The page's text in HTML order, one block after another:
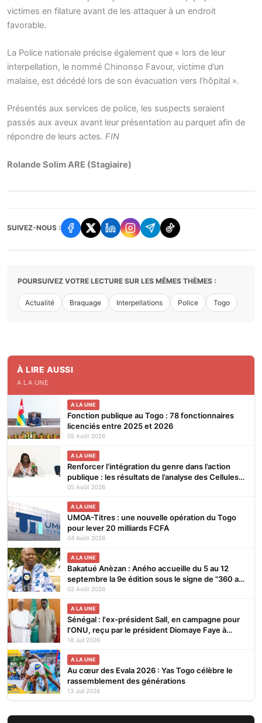
victimes en filature avant de les attaquer à un endroit
favorable.
La Police nationale précise également que « lors de leur
interpellation, le nommé Chinonso Favour, victime d’un
malaise, est décédé lors de son évacuation vers l’hôpital ».
Présentés aux services de police, les suspects seraient
passés aux aveux avant leur présentation au parquet afin de
répondre de leurs actes. FIN
Rolande Solim ARE (Stagiaire)
SUIVEZ-NOUS :
POURSUIVEZ VOTRE LECTURE SUR LES MÊMES THÈMES :
Actualité Braquage Interpellations Police Togo
À LIRE AUSSI
A LA UNE
A LA UNE
Fonction publique au Togo : 78 fonctionnaires
licenciés entre 2025 et 2026
05 Août 2026
A LA UNE
Renforcer l’intégration du genre dans l’action
publique : les résultats de l’analyse des Cellules
Focales Genre restitués à Lomé
05 Août 2026
A LA UNE
UMOA-Titres : une nouvelle opération du Togo
pour lever 20 milliards FCFA
04 Août 2026
A LA UNE
Bakatué Anèzan : Aného accueille du 5 au 12
septembre la 9e édition sous le signe de "360 ans
de résilience"
02 Août 2026
A LA UNE
Sénégal : l'ex-président Sall, en campagne pour
l'ONU, reçu par le président Diomaye Faye à
Dakar
18 Juil 2026
A LA UNE
Au cœur des Evala 2026 : Yas Togo célèbre le
rassemblement des générations
13 Juil 2026